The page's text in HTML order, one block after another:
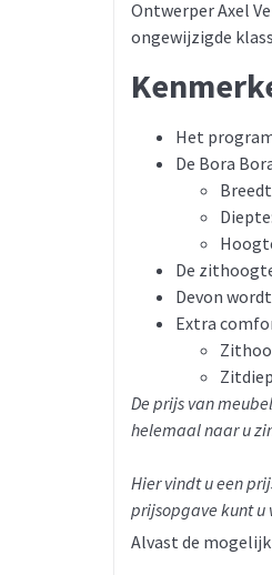
Ontwerper Axel
ongewijzigde
Het
De Bora
De
Devon
Extra
De prijs van
helemaal naar u
Hier vindt u een
prijsopgave kunt
Alvast de